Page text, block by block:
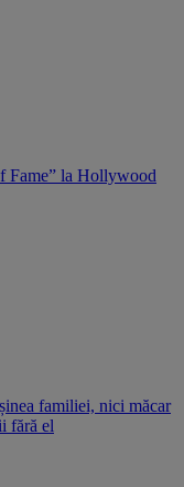
Fame” la Hollywood
familiei, nici măcar
fără el